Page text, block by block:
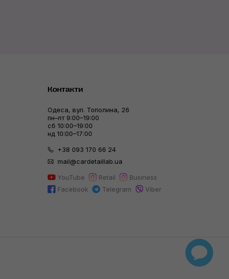
Контакти
Одеса, вул. Тополина, 26
пн–пт 9:00–19:00
сб 10:00–19:00
нд 10:00–17:00
+38 093 170 66 24
mail@cardetaillab.ua
YouTube
Retail
Business
Facebook
Telegram Viber